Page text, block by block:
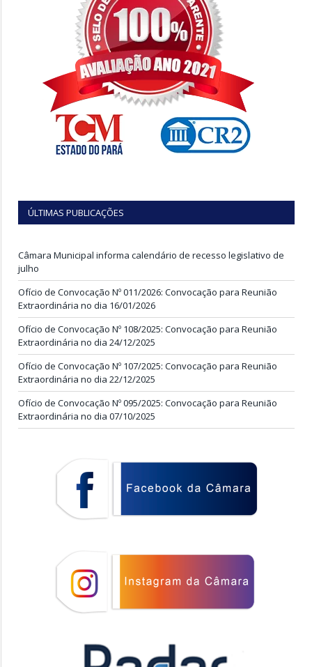
ÚLTIMAS PUBLICAÇÕES
Câmara Municipal informa calendário de recesso legislativo de
julho
Ofício de Convocação Nº 011/2026: Convocação para Reunião
Extraordinária no dia 16/01/2026
Ofício de Convocação Nº 108/2025: Convocação para Reunião
Extraordinária no dia 24/12/2025
Ofício de Convocação Nº 107/2025: Convocação para Reunião
Extraordinária no dia 22/12/2025
Ofício de Convocação Nº 095/2025: Convocação para Reunião
Extraordinária no dia 07/10/2025